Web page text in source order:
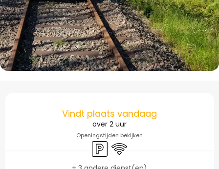
Openingstijden en
Vindt plaats vandaag
over 2 uur
Openingstijden bekijken
Parkeerplaats
Wifi